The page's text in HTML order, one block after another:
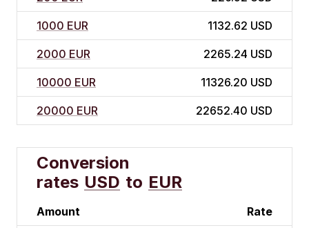
1000 EUR 1132.62 USD
2000 EUR 2265.24 USD
10000 EUR 11326.20 USD
20000 EUR 22652.40 USD
Conversion
rates USD to EUR
Amount Rate